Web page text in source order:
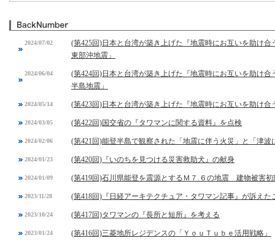
2024/07/02
(第425回)日本と台湾が築き上げた『地震時にお互いを助け
東部沖地震」
2024/06/04
(第424回)日本と台湾が築き上げた『地震時にお互いを助け
半島地震」
2024/05/14 (第423回)日本と台湾が築き上げた『地震時にお互いを助け合
2024/03/05 (第422回)国交省の『タワマンに関する資料』を点検
2024/02/06 (第421回)能登半島で観察された「地震に伴う火災」と「津波
2024/01/23 (第420回)『いのちを見つける災害救助犬』の献身
2024/01/09 (第419回)石川県能登を震源とするＭ７.６の地震 建物被害初
2023/11/28 (第418回)『日経アーキテクチュア・タワマン記事』が訴えた
2023/10/24 (第417回)タワマンの『長所と短所』を考える
2023/01/24 (第416回)三菱地所レジデンスの「ＹｏｕＴｕｂｅ活用戦略」